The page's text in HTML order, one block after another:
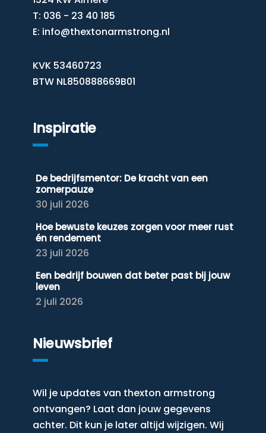
T: 036 - 23 40 185
E: info@thextonarmstrong.nl
KVK 53460723
BTW NL850888669B01
Inspiratie
De bedrijfsmentor: De kracht van een
zomerpauze
30 juli 2026
Hoe bewuste keuzes zorgen voor meer rust
én rendement
23 juli 2026
Een bedrijf bouwen dat beter past bij jouw
leven
2 juli 2026
Nieuwsbrief
Wil je updates van thexton armstrong
ontvangen? Laat dan jouw gegevens
achter. Dit kun je later altijd wijzigen. Wij